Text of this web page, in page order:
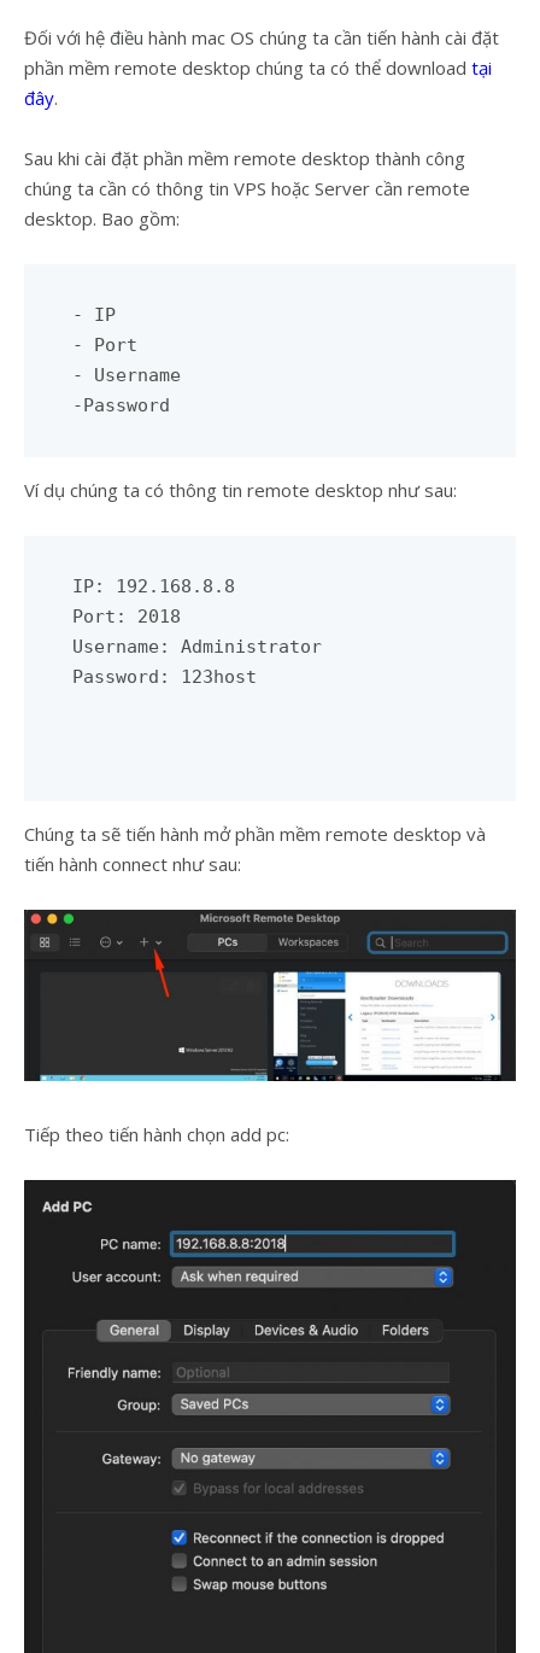
Đối với hệ điều hành mac OS chúng ta cần tiến hành cài đặt
phần mềm remote desktop chúng ta có thể download tại
đây.
Sau khi cài đặt phần mềm remote desktop thành công
chúng ta cần có thông tin VPS hoặc Server cần remote
desktop. Bao gồm:
- IP
- Port
- Username
-Password
Ví dụ chúng ta có thông tin remote desktop như sau:
IP: 192.168.8.8
Port: 2018
Username: Administrator
Password: 123host
Chúng ta sẽ tiến hành mở phần mềm remote desktop và
tiến hành connect như sau:
Tiếp theo tiến hành chọn add pc: